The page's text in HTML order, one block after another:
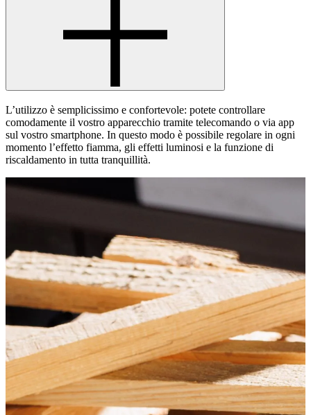
L’utilizzo è semplicissimo e confortevole: potete controllare
comodamente il vostro apparecchio tramite telecomando o via app
sul vostro smartphone. In questo modo è possibile regolare in ogni
momento l’effetto fiamma, gli effetti luminosi e la funzione di
riscaldamento in tutta tranquillità.